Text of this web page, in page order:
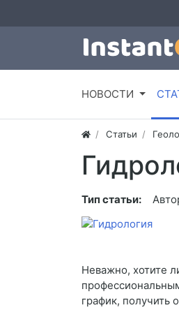
НОВОСТИ
Статьи
Тип статьи:
Неважно, хотите
график, получить